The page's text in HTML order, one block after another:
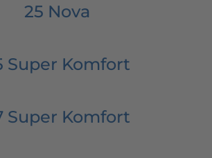
25 Nova
Super Komfort
Super Komfort